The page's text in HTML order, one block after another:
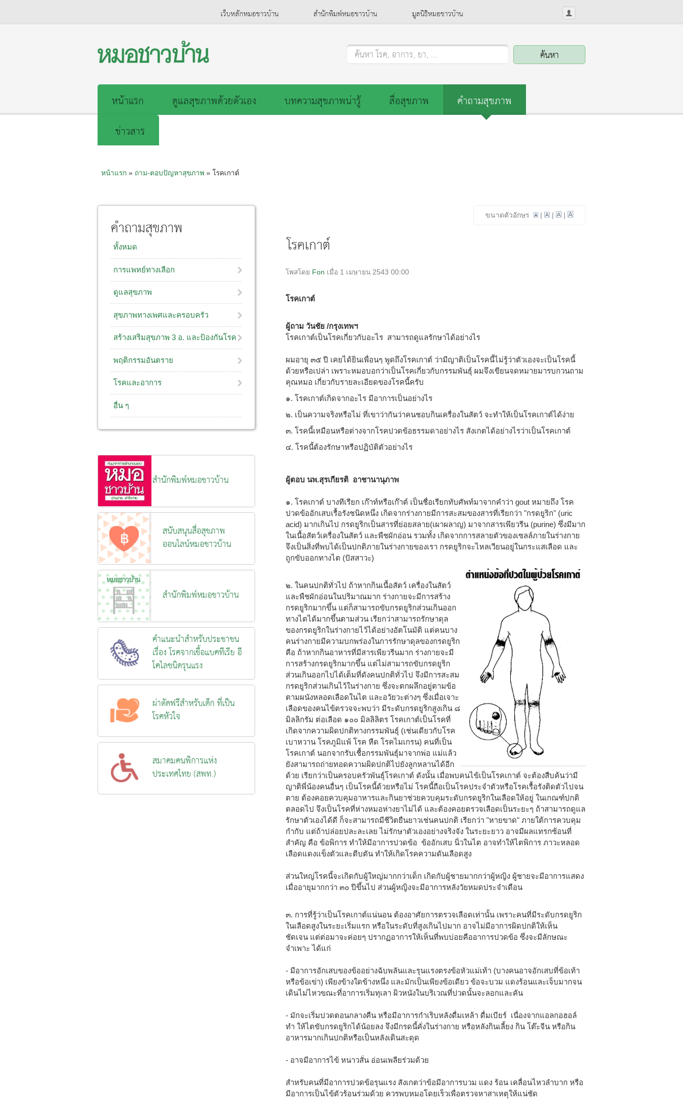
เว็บหลักหมอชาวบ้าน สำนักพิมพ์หมอชาวบ้าน มูลนิธิหมอชาวบ้าน
ค้นหา โรค, อาการ, ยา, ...
หน้าแรก ดูแลสุขภาพด้วยตัวเอง บทความสุขภาพน่ารู้ สื่อสุขภาพ
คำถามสุขภาพ
ข่าวสาร
หน้าแรก» ถาม-ตอบปัญหาสุขภาพ» โรคเกาต์
ขนาดตัวอักษร | | |
โรคเกาต์
โพสโดย Fon เมื่อ 1 เมษายน 2543 00:00
โรคเกาต์
ผู้ถาม วันชัย /กรุงเทพฯ
โรคเกาต์เป็นโรคเกี่ยวกับอะไร สามารถดูแลรักษาได้อย่างไร
ผมอายุ ๓๕ ปี เคยได้ยินเพื่อนๆ พูดถึงโรคเกาต์ ว่ามีญาติเป็นโรคนี้ไม่รู้ว่าตัวเองจะเป็นโรคนี้
ด้วยหรือเปล่า เพราะหมอบอกว่าเป็นโรคเกี่ยวกับกรรมพันธุ์ ผมจึงเขียนจดหมายมารบกวนถาม
คุณหมอ เกี่ยวกับรายละเอียดของโรคนี้ครับ
๑. โรคเกาต์เกิดจากอะไร มีอาการเป็นอย่างไร
๒. เป็นความจริงหรือไม่ ที่เขาว่ากันว่าคนชอบกินเครื่องในสัตว์ จะทำให้เป็นโรคเกาต์ได้ง่าย
๓. โรคนี้เหมือนหรือต่างจากโรคปวดข้อธรรมดาอย่างไร สังเกตได้อย่างไรว่าเป็นโรคเกาต์
๔. โรคนี้ต้องรักษาหรือปฏิบัติตัวอย่างไร
ผู้ตอบ นพ.สุรเกียรติ อาชานานุภาพ
๑. โรคเกาต์ บางทีเรียก เก๊าท์หรือเก๊าต์ เป็นชื่อเรียกทับศัพท์มาจากคำว่า gout หมายถึง โรค
ปวดข้ออักเสบเรื้อรังชนิดหนึ่ง เกิดจากร่างกายมีการสะสมของสารที่เรียกว่า "กรดยูริก" (uric
acid) มากเกินไป กรดยูริกเป็นสารที่ย่อยสลาย(เผาผลาญ) มาจากสารเพียวรีน (purine) ซึ่งมีมาก
ในเนื้อสัตว์เครื่องในสัตว์ และพืชผักอ่อน รวมทั้ง เกิดจากการสลายตัวของเซลล์ภายในร่างกาย
จึงเป็นสิ่งที่พบได้เป็นปกติภายในร่างกายของเรา กรดยูริกจะไหลเวียนอยู่ในกระแสเลือด และ
ถูกขับออกทางไต (ปัสสาวะ)
๒. ในคนปกติทั่วไป ถ้าหากกินเนื้อสัตว์ เครื่องในสัตว์
และพืชผักอ่อนในปริมาณมาก ร่างกายจะมีการสร้าง
กรดยูริกมากขึ้น แต่ก็สามารถขับกรดยูริกส่วนเกินออก
ทางไตได้มากขึ้นตามส่วน เรียกว่าสามารถรักษาดุล
ของกรดยูริกในร่างกายไว้ได้อย่างอัตโนมัติ แต่คนบาง
คนร่างกายมีความบกพร่องในการรักษาดุลของกรดยูริก
คือ ถ้าหากกินอาหารที่มีสารเพียวรีนมาก ร่างกายจะมี
การสร้างกรดยูริกมากขึ้น แต่ไม่สามารถขับกรดยูริก
ส่วนเกินออกไปได้เต็มที่ดังคนปกติทั่วไป จึงมีการสะสม
กรดยูริกส่วนเกินไว้ในร่างกาย ซึ่งจะตกผลึกอยู่ตามข้อ
ตามผนังหลอดเลือดในไต และอวัยวะต่างๆ ซึ่งเมื่อเจาะ
เลือดของคนไข้ตรวจจะพบว่า มีระดับกรดยูริกสูงเกิน ๘
มิลลิกรัม ต่อเลือด ๑๐๐ มิลลิลิตร โรคเกาต์เป็นโรคที่
เกิดจากความผิดปกติทางกรรมพันธุ์ (เช่นเดียวกับโรค
เบาหวาน โรคภูมิแพ้ โรค หืด โรคไมเกรน) คนที่เป็น
โรคเกาต์ นอกจากรับเชื้อกรรมพันธุ์มาจากพ่อ แม่แล้ว
ยังสามารถถ่ายทอดความผิดปกติไปยังลูกหลานได้อีก
ด้วย เรียกว่าเป็นครอบครัวพันธุ์โรคเกาต์ ดังนั้น เมื่อพบคนไข้เป็นโรคเกาต์ จะต้องสืบค้นว่ามี
ญาติพี่น้องคนอื่นๆ เป็นโรคนี้ด้วยหรือไม่ โรคนี้ถือเป็นโรคประจำตัวหรือโรคเรื้อรังติดตัวไปจน
ตาย ต้องคอยควบคุมอาหารและกินยาช่วยควบคุมระดับกรดยูริกในเลือดให้อยู่ ในเกณฑ์ปกติ
ตลอดไป จึงเป็นโรคที่ห่างหมอห่างยาไม่ได้ และต้องคอยตรวจเลือดเป็นระยะๆ ถ้าสามารถดูแล
รักษาตัวเองได้ดี ก็จะสามารถมีชีวิตยืนยาวเช่นคนปกติ เรียกว่า "หายขาด" ภายใต้การควบคุม
กำกับ แต่ถ้าปล่อยปละละเลย ไม่รักษาตัวเองอย่างจริงจัง ในระยะยาว อาจมีผลแทรกซ้อนที่
สำคัญ คือ ข้อพิการ ทำให้มีอาการปวดข้อ ข้ออักเสบ นิ่วในไต อาจทำให้ไตพิการ ภาวะหลอด
เลือดแดงแข็งตัวและตีบตัน ทำให้เกิดโรคความดันเลือดสูง
ส่วนใหญ่โรคนี้จะเกิดกับผู้ใหญ่มากกว่าเด็ก เกิดกับผู้ชายมากกว่าผู้หญิง ผู้ชายจะมีอาการแสดง
เมื่ออายุมากกว่า ๓๐ ปีขึ้นไป ส่วนผู้หญิงจะมีอาการหลังวัยหมดประจำเดือน
๓. การที่รู้ว่าเป็นโรคเกาต์แน่นอน ต้องอาศัยการตรวจเลือดเท่านั้น เพราะคนที่มีระดับกรดยูริก
ในเลือดสูงในระยะเริ่มแรก หรือในระดับที่สูงเกินไปมาก อาจไม่มีอาการผิดปกติให้เห็น
ชัดเจน แต่ต่อมาจะค่อยๆ ปรากฏอาการให้เห็นที่พบบ่อยคืออาการปวดข้อ ซึ่งจะมีลักษณะ
จำเพาะ ได้แก่
- มีอาการอักเสบของข้ออย่างฉับพลันและรุนแรงตรงข้อหัวแม่เท้า (บางคนอาจอักเสบที่ข้อเท้า
หรือข้อเข่า) เพียงข้างใดข้างหนึ่ง และมักเป็นเพียงข้อเดียว ข้อจะบวม แดงร้อนและเจ็บมากจน
เดินไม่ไหวขณะที่อาการเริ่มทุเลา ผิวหนังในบริเวณที่ปวดนั้นจะลอกและคัน
- มักจะเริ่มปวดตอนกลางคืน หรือมีอาการกำเริบหลังดื่มเหล้า ดื่มเบียร์ เนื่องจากแอลกอฮอล์
ทำ ให้ไตขับกรดยูริกได้น้อยลง จึงมีกรดนี้คั่งในร่างกาย หรือหลังกินเลี้ยง กิน โต๊ะจีน หรือกิน
อาหารมากเกินปกติหรือเป็นหลังเดินสะดุด
- อาจมีอาการไข้ หนาวสั่น อ่อนเพลียร่วมด้วย
สำหรับคนที่มีอาการปวดข้อรุนแรง สังเกตว่าข้อมีอาการบวม แดง ร้อน เคลื่อนไหวลำบาก หรือ
มีอาการเป็นไข้ตัวร้อนร่วมด้วย ควรพบหมอโดยเร็วเพื่อตรวจหาสาเหตุให้แน่ชัด
คำถามสุขภาพ
ทั้งหมด
การแพทย์ทางเลือก
ดูแลสุขภาพ
สุขภาพทางเพศและครอบครัว
สร้างเสริมสุขภาพ 3 อ. และป้องกันโรค
พฤติกรรมอันตราย
โรคและอาการ
อื่น ๆ
สำนักพิมพ์หมอชาวบ้าน
สนับสนุนสื่อสุขภาพ
ออนไลน์หมอชาวบ้าน
สำนักพิมพ์หมอชาวบ้าน
คำแนะนำสำหรับประชาชน
เรื่อง โรคจากเชื้อแบคทีเรีย อี
โคไลชนิดรุนแรง
ผ่าตัดฟรีสำหรับเด็ก ที่เป็น
โรคหัวใจ
สมาคมคนพิการแห่ง
ประเทศไทย (สพท.)